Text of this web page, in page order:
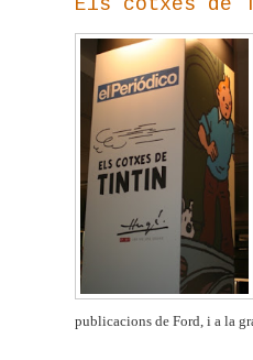
publicacions de Ford, i a la